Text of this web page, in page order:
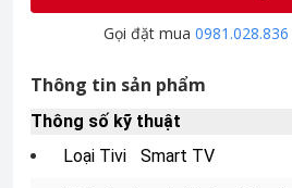
Gọi đặt mua 0981.028.836
Thông tin sản phẩm
Thông số kỹ thuật
Loại Tivi
Smart TV